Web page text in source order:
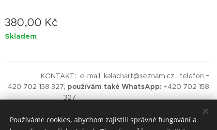
380,00 Kč
Skladem
KONTAKT: e-mail: kalachart@seznam.cz , telefon +
420 702 158 327, používám také WhatsApp: +420 702 158
327
AUTORSKÁ ORIGINÁLNÍ TVORBA.Upozornění - na obsah
Používáme cookies, abychom zajistili správné fungování a